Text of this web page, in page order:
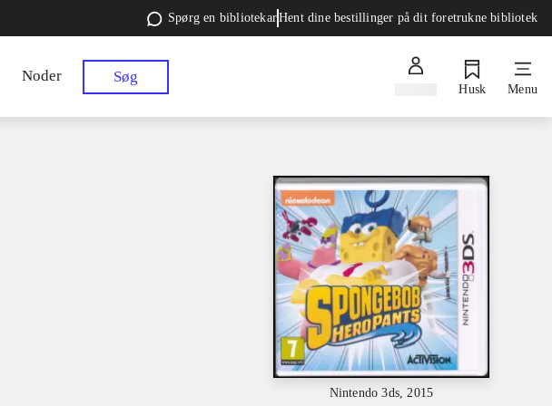
Spørg en bibliotekarHent dine bestillinger på dit foretrukne bibliotek
Noder Søg
Husk Menu
Nintendo 3ds, 2015